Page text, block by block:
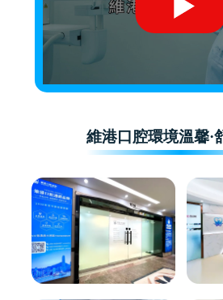
維港口腔環境溫馨·